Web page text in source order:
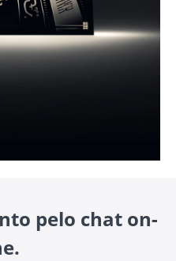
pelo chat on-